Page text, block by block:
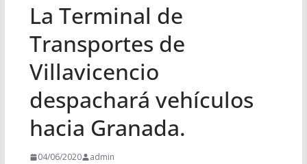
La Terminal de
Transportes de
Villavicencio
despachará vehículos
hacia Granada.
04/06/2020 admin